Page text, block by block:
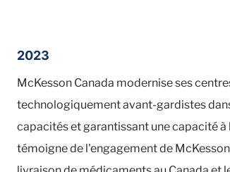
2023
McKesson Canada modernise ses
technologiquement avant-gardistes
capacités et garantissant une capacité
témoigne de l'engagement de